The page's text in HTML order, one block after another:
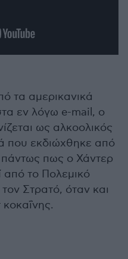
τα αμερικανικά
εν λόγω e-mail, ο
ως αλκοολικός
που εκδιώχθηκε από
πάντως πως ο Χάντερ
από το Πολεμικό
Στρατό, όταν και